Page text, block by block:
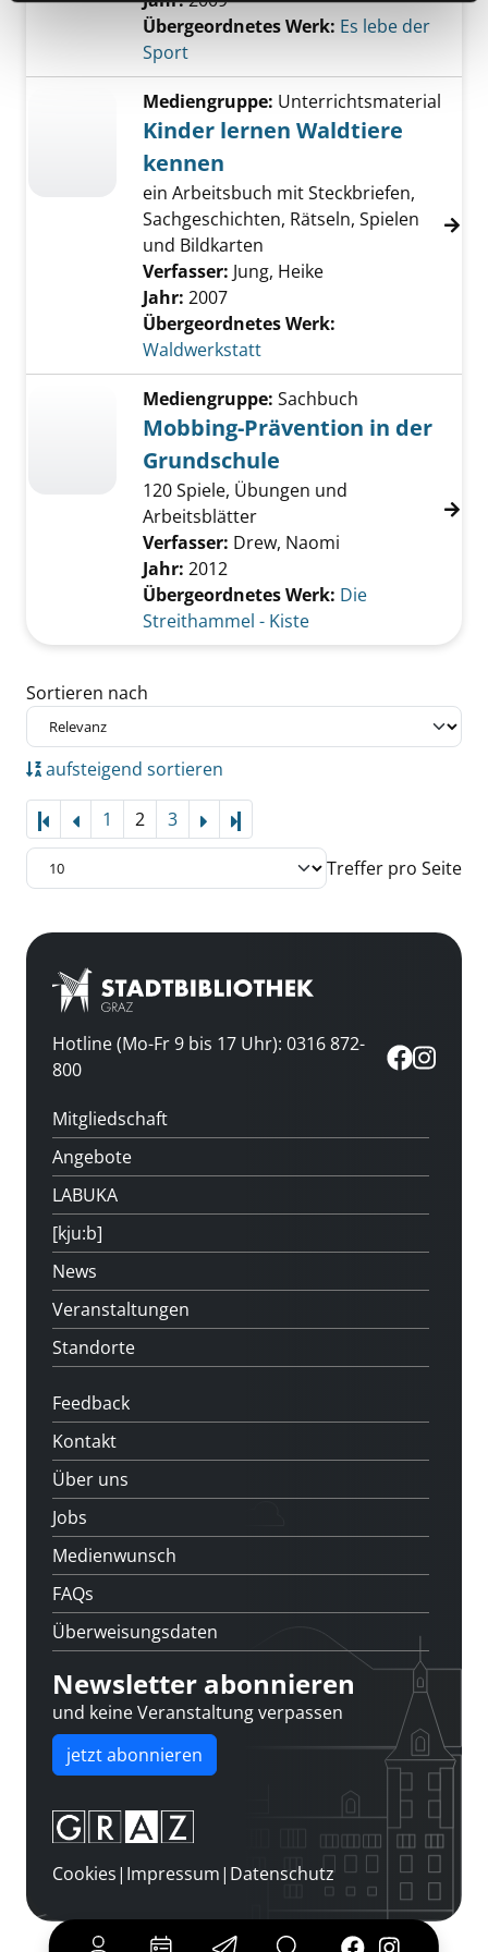
Übergeordnetes Werk: Es lebe der
Sport
Mediengruppe: Unterrichtsmaterial
Kinder lernen Waldtiere
kennen
ein Arbeitsbuch mit Steckbriefen,
Sachgeschichten, Rätseln, Spielen
und Bildkarten
Verfasser: Jung, Heike
Jahr: 2007
Übergeordnetes Werk:
Waldwerkstatt
Mediengruppe: Sachbuch
Mobbing-Prävention in der
Grundschule
120 Spiele, Übungen und
Arbeitsblätter
Verfasser: Drew, Naomi
Jahr: 2012
Übergeordnetes Werk: Die
Streithammel - Kiste
Zu den Suchfiltern springen
Sortieren nach
aufsteigend sortieren
1 2 3
Treffer pro Seite
Hotline (Mo-Fr 9 bis 17 Uhr): 0316 872-
800
Mitgliedschaft
Angebote
LABUKA
[kju:b]
News
Veranstaltungen
Standorte
Feedback
Kontakt
Über uns
Jobs
Medienwunsch
FAQs
Überweisungsdaten
Newsletter abonnieren
und keine Veranstaltung verpassen
jetzt abonnieren
Cookies| Impressum| Datenschutz